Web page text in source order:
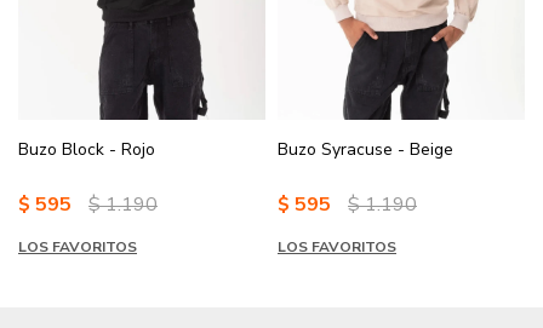
Buzo Block - Rojo
$ 595 $1.190
LOS FAVORITOS
Buzo Syracuse - Beige
$ 595 $1.190
LOS FAVORITOS